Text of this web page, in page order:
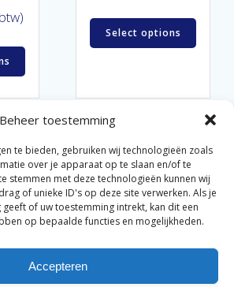
Beheer toestemming
te bieden, gebruiken wij technologieën zoals
over je apparaat op te slaan en/of te
stemmen met deze technologieën kunnen wij
of unieke ID's op deze site verwerken. Als je
geeft of uw toestemming intrekt, kan dit een
op bepaalde functies en mogelijkheden.
Accepteren
Select options
Bel Las en Radiateurenbedrijf.
|Cookiebeleid|Retourbeleid|
voor consumenten